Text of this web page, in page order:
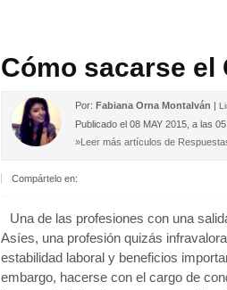
Cómo sacarse el
Por:Fabiana Orna Montalván |
Publicado el08 MAY 2015, a las
»Leer más artículos de
Compártelo en:
Una de las profesiones con una
Asíes, una profesión quizás
estabilidad laboral y beneficios
embargo, hacerse con el cargo de